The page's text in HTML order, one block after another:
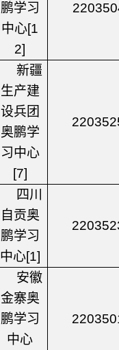
鹏学习
中心[1
2]
新疆
生产建
设兵团
奥鹏学
习中心
[7]
四川
自贡奥
鹏学习
中心[1]
安徽
金寨奥
鹏学习
中心